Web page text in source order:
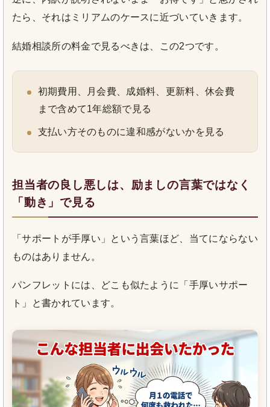
たら、それはミリアムのケースに近づいていきます。
結婚相談所の料金で見るべきは、この2つです。
初期費用、月会費、成婚料、更新料、休会費
まで含めて1年総額で見る
支払い方そのものに違和感がないかを見る
担当者の良し悪しは、励ましの言葉ではなく
「動き」で見る
「サポートが手厚い」という言葉ほど、当てにならない
ものはありません。
パンフレットには、どこも似たように「手厚いサポー
ト」と書かれています。